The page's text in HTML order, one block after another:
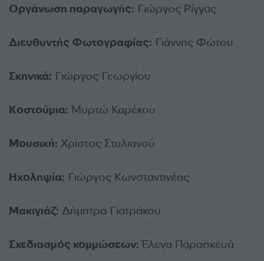
Οργάνωση παραγωγής: Γιώργος Ρίγγας
Διευθυντής Φωτογραφίας: Γιάννης Φώτου
Σκηνικά: Γιώργος Γεωργίου
Κοστούμια: Μυρτώ Καρέκου
Μουσική: Χρίστος Στυλιανού
Ηχοληψία: Γιώργος Κωνσταντινέας
Μακιγιάζ: Δήμητρα Γιατράκου
Σχεδιασμός κομμώσεων:Έλενα Παρασκευά